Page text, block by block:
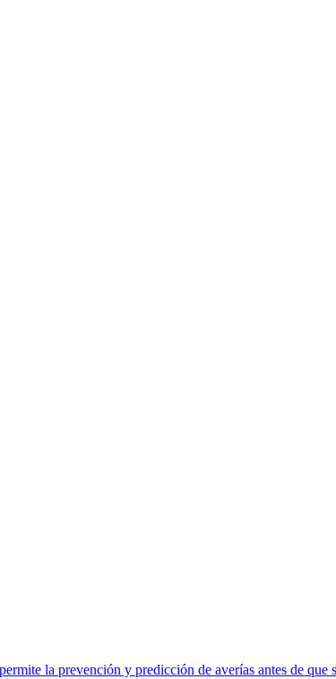
la prevención y predicción de averías antes de que